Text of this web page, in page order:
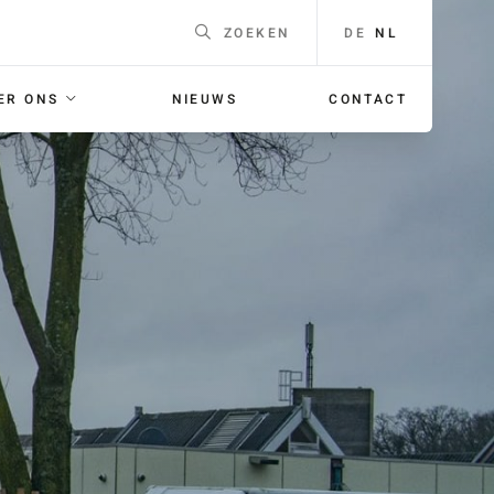
voor je
met
Naam
Telefoonnummer
ZOEKEN DE NL
ONS NIEUWS CONTACT